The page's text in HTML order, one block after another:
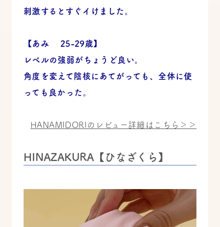
刺激するとすぐイけました。
【あみ 25-29歳】
レベルの強弱がちょうど良い。
角度を変えて陰核にあてがっても、全体に使
っても良かった。
HANAMIDORIのレビュー詳細はこちら＞＞
HINAZAKURA【ひなざくら】